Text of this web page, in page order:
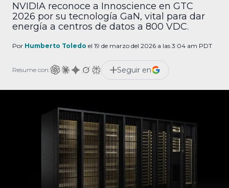
NVIDIA reconoce a Innoscience en GTC
2026 por su tecnología GaN, vital para dar
energía a centros de datos a 800 VDC.
Por Humberto Toledo el 19 de marzo del 2026 a las 3:04 am PDT
Resume con: Seguir en